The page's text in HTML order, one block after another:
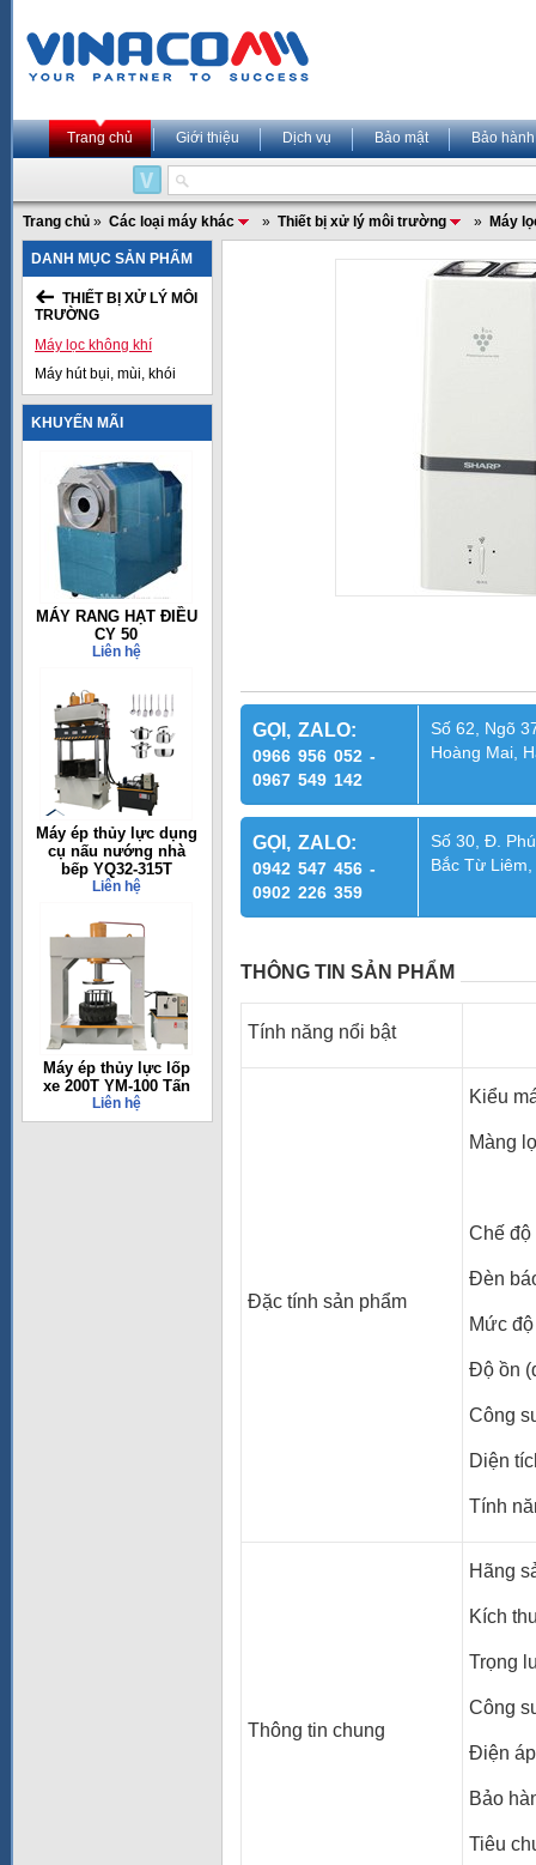
Trang chủ Giới thiệu Dịch vụ Bảo mật Bảo hành
Trang chủ » Các loại máy khác » Thiết bị xử lý môi trường » Máy
DANH MỤC SẢN PHẨM
THIẾT BỊ XỬ LÝ MÔI
TRƯỜNG
Máy lọc không khí
Máy hút bụi, mùi, khói
KHUYẾN MÃI
MÁY RANG HẠT ĐIỀU
CY 50
Liên hệ
Máy ép thủy lực dụng
cụ nấu nướng nhà
bếp YQ32-315T
Liên hệ
Máy ép thủy lực lốp
xe 200T YM-100 Tấn
Liên hệ
GỌI, ZALO:
0966 956 052 -
0967 549 142
Số 62, Ngõ
Hoàng Mai,
GỌI, ZALO:
0942 547 456 -
0902 226 359
Số 30, Đ.
Bắc Từ
THÔNG TIN SẢN PHẨM
Tính năng nổi bật
Đặc tính sản phẩm
Kiểu
Màng
Chế
Đèn
Mức
Độ ồn
Công
Diện
Tính
Thông tin chung
Hãng
Kích
Trọng
Công
Điện
Bảo
Tiêu